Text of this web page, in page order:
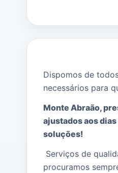
Dispomos de
necessários para
Monte Abraão,
ajustados aos
soluções!
Serviços de
procuramos